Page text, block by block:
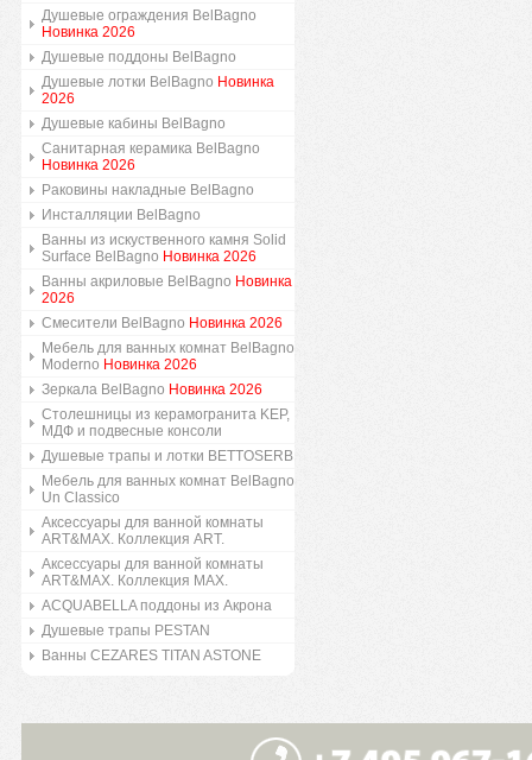
Душевые ограждения BelBagno
Новинка 2026
Душевые поддоны BelBagno
Душевые лотки BelBagno Новинка
2026
Душевые кабины BelBagno
Санитарная керамика BelBagno
Новинка 2026
Раковины накладные BelBagno
Инсталляции BelBagno
Ванны из искуственного камня Solid
Surface BelBagno Новинка 2026
Ванны акриловые BelBagno Новинка
2026
Смесители BelBagno Новинка 2026
Мебель для ванных комнат BelBagno
Moderno Новинка 2026
Зеркала BelBagno Новинка 2026
Столешницы из керамогранита KEP,
МДФ и подвесные консоли
Душевые трапы и лотки BETTOSERB
Мебель для ванных комнат BelBagno
Un Classico
Аксессуары для ванной комнаты
ART&MAX. Коллекция ART.
Аксессуары для ванной комнаты
ART&MAX. Коллекция MAX.
ACQUABELLA поддоны из Акрона
Душевые трапы PESTAN
Ванны CEZARES TITAN ASTONE